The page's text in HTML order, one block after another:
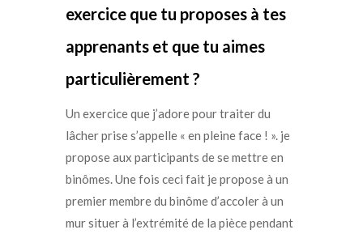
exercice que tu proposes à tes
apprenants et que tu aimes
particulièrement ?
Un exercice que j’adore pour traiter du
lâcher prise s’appelle « en pleine face ! ». je
propose aux participants de se mettre en
binômes. Une fois ceci fait je propose à un
premier membre du binôme d’accoler à un
mur situer à l’extrémité de la pièce pendant